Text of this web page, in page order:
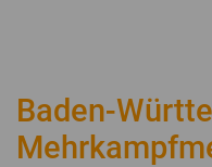
Baden-